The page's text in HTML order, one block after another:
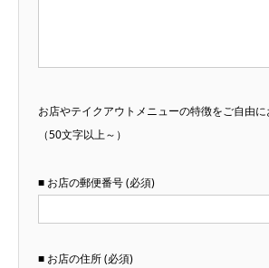
お店やテイクアウトメニューの特徴をご自由に
（50文字以上～）
■ お店の郵便番号 (必須)
■ お店の住所 (必須)